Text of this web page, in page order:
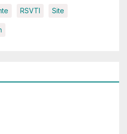
RSVTI Site